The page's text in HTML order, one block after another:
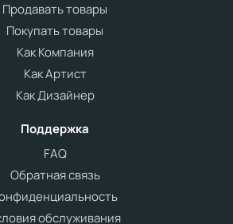
Продавать товары
Покупать товары
Как Компания
Как Артист
Как Дизайнер
Поддержка
FAQ
Обратная связь
обслуживания